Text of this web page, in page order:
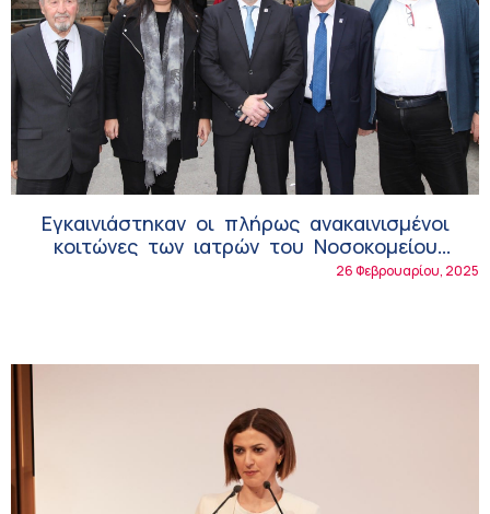
Εγκαινιάστηκαν οι πλήρως ανακαινισμένοι
κοιτώνες των ιατρών του Νοσοκομείου
26 Φεβρουαρίου, 2025